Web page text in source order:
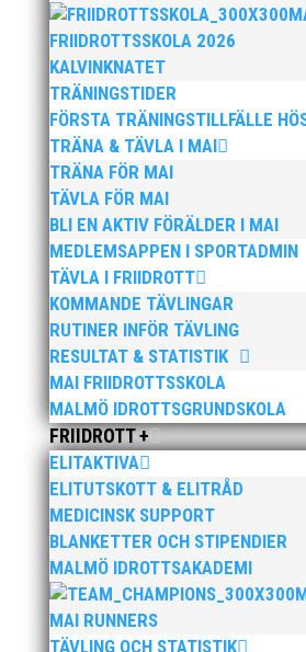
FRIIDROTTSSKOLA 2026
KALVINKNATET
TRÄNINGSTIDER
FÖRSTA TRÄNINGSTILLFÄLLE
TRÄNA & TÄVLA I MAI
TRÄNA FÖR MAI
TÄVLA FÖR MAI
BLI EN AKTIV FÖRÄLDER I MAI
MEDLEMSAPPEN I SPORTADMIN
TÄVLA I FRIIDROTT
KOMMANDE TÄVLINGAR
RUTINER INFÖR TÄVLING
RESULTAT & STATISTIK
MAI FRIIDROTTSSKOLA
MALMÖ IDROTTSGRUNDSKOLA
FRIIDROTT +
ELITAKTIVA
ELITUTSKOTT & ELITRÅD
MEDICINSK SUPPORT
BLANKETTER OCH STIPENDIER
MALMÖ IDROTTSAKADEMI
MAI RUNNERS
TÄVLING OCH STATISTIK
Publicerat
Bilder från Stafett-SM 2026. Foto:
Leandersson Fler bilder från MAI:s
Anders Hallström, 55, blir ny
börjar sin anställning den 13 april.
brett idrottsintresse och har bland
som tränare inom hockeyn i